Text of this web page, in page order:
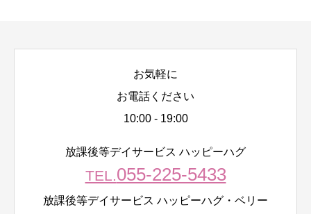
お気軽に
お電話ください
10:00 - 19:00
放課後等デイサービス ハッピーハグ
TEL. 055-225-5433
放課後等デイサービス ハッピーハグ・ベリー